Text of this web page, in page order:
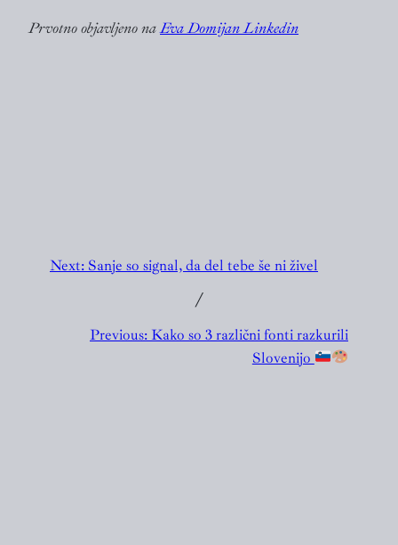
Prvotno objavljeno naEva Domijan Linkedin
Next: Sanje so signal, da del tebe še ni živel
╱
Previous: Kako so 3 različni fonti razkurili
Slovenijo